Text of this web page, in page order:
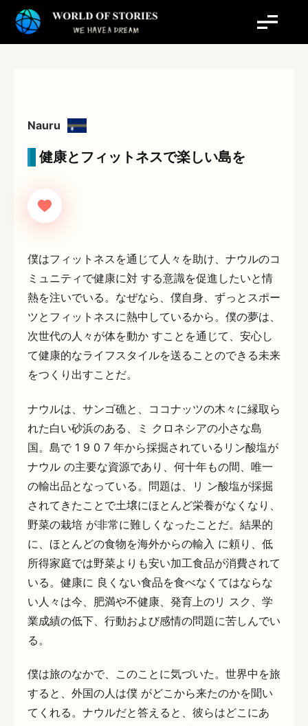
Nauru
健康とフィットネスで楽しい島を
僕はフィットネスを通じて人々を助け、ナウルのコ
ミュニティで健康に対 する意識を促進したいと情
熱を注いでいる。なぜなら、僕自身、ずっとスポー
ツとフィットネスに熱中しているから。僕の夢は、
次世代の人々が体を動か すことを通じて、安心し
て健康的なライフスタイルを送ることのできる未来
をつくり出すことだ。
ナウルは、サンゴ礁と、ココナッツの木々に縁取ら
れた白い砂浜のある、ミ クロネシアの小さな島
国。島で 1 9 0 7 年から採掘されているリン酸塩が
ナウル の主要な資源であり、何十年もの間、唯一
の輸出品となっている。問題は、リ ン酸塩が採掘
されてきたことで土壌にほとんど栄養がなくなり、
野菜の栽培 が非常に難しくなったことだ。結果的
に、ほとんどの食物を海外からの輸入 に頼り、低
所得家庭では野菜よりも安い加工食品が消費されて
いる。健康に 良くない食品を食べなくてはならな
い人々は今、肥満や不健康、発育上のリ スク、学
業成績の低下、行動および感情の問題に苦しんでい
る。
僕は旅のなかで、このことに気づいた。世界中を旅
すると、外国の人は僕 がどこから来たのかを聞い
てくれる。ナウルだと答えると、彼らはどこにあ